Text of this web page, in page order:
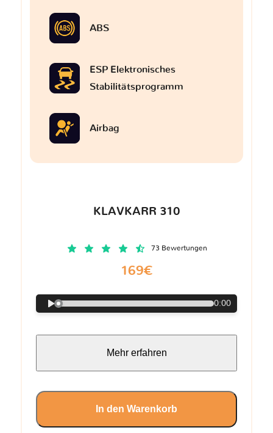
ABS
ESP Elektronisches
Stabilitätsprogramm
Airbag
KLAVKARR 310
73 Bewertungen
169€
0:00
Mehr erfahren
In den Warenkorb